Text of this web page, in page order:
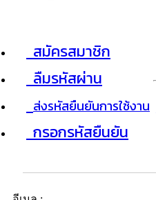
สมัครสมาชิก
ลืมรหัสผ่าน
ส่งรหัสยืนยันการใช้งาน
กรอกรหัสยืนยัน